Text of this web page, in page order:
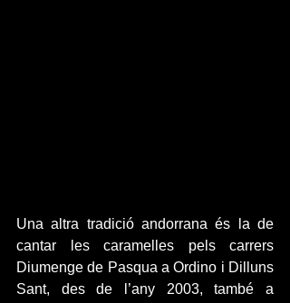
Una altra tradició andorrana és la de
cantar les caramelles pels carrers
Diumenge de Pasqua a Ordino i Dilluns
Sant, des de l’any 2003, també a